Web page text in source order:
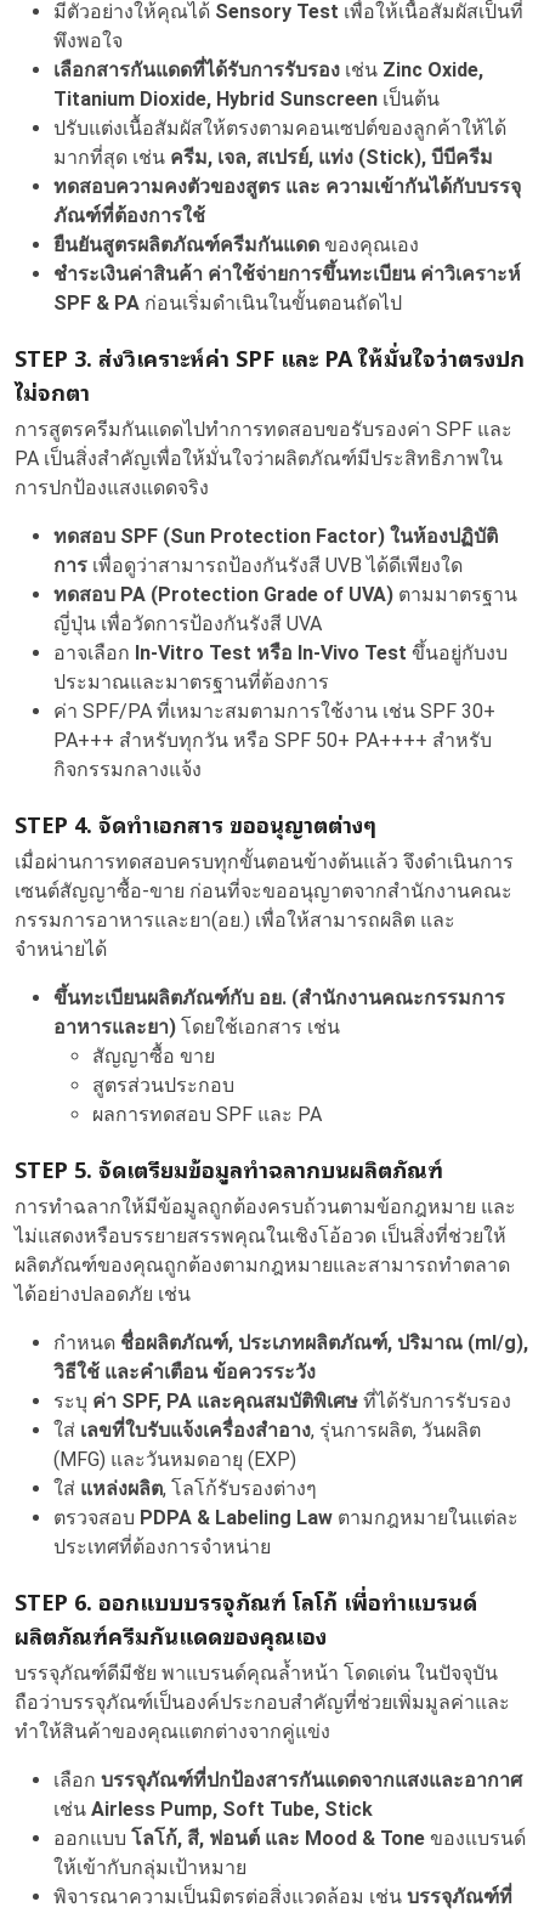
มีตัวอย่างให้คุณได้ Sensory Test เพื่อให้เนื้อสัมผัสเป็นที่
พึงพอใจ
เลือกสารกันแดดที่ได้รับการรับรอง เช่น Zinc Oxide,
Titanium Dioxide, Hybrid Sunscreen เป็นต้น
ปรับแต่งเนื้อสัมผัสให้ตรงตามคอนเซปต์ของลูกค้าให้ได้
มากที่สุด เช่น ครีม, เจล, สเปรย์, แท่ง (Stick), บีบีครีม
ทดสอบความคงตัวของสูตร และ ความเข้ากันได้กับบรรจุ
ภัณฑ์ที่ต้องการใช้
ยืนยันสูตรผลิตภัณฑ์ครีมกันแดด ของคุณเอง
ชำระเงินค่าสินค้า ค่าใช้จ่ายการขึ้นทะเบียน ค่าวิเคราะห์
SPF & PA ก่อนเริ่มดำเนินในขั้นตอนถัดไป
STEP 3. ส่งวิเคราะห์ค่า SPF และ PA ให้มั่นใจว่าตรงปก
ไม่จกตา
การสูตรครีมกันแดดไปทำการทดสอบขอรับรองค่า SPF และ
PA เป็นสิ่งสำคัญเพื่อให้มั่นใจว่าผลิตภัณฑ์มีประสิทธิภาพใน
การปกป้องแสงแดดจริง
ทดสอบ SPF (Sun Protection Factor) ในห้องปฏิบัติ
การ เพื่อดูว่าสามารถป้องกันรังสี UVB ได้ดีเพียงใด
ทดสอบ PA (Protection Grade of UVA) ตามมาตรฐาน
ญี่ปุ่น เพื่อวัดการป้องกันรังสี UVA
อาจเลือก In-Vitro Test หรือ In-Vivo Test ขึ้นอยู่กับงบ
ประมาณและมาตรฐานที่ต้องการ
ค่า SPF/PA ที่เหมาะสมตามการใช้งาน เช่น SPF 30+
PA+++ สำหรับทุกวัน หรือ SPF 50+ PA++++ สำหรับ
กิจกรรมกลางแจ้ง
STEP 4. จัดทำเอกสาร ขออนุญาตต่างๆ
เมื่อผ่านการทดสอบครบทุกขั้นตอนข้างต้นแล้ว จึงดำเนินการ
เซนต์สัญญาซื้อ-ขาย ก่อนที่จะขออนุญาตจากสำนักงานคณะ
กรรมการอาหารและยา(อย.) เพื่อให้สามารถผลิต และ
จำหน่ายได้
ขึ้นทะเบียนผลิตภัณฑ์กับ อย. (สำนักงานคณะกรรมการ
อาหารและยา) โดยใช้เอกสาร เช่น
สัญญาซื้อ ขาย
สูตรส่วนประกอบ
ผลการทดสอบ SPF และ PA
STEP 5. จัดเตรียมข้อมูลทำฉลากบนผลิตภัณฑ์
การทำฉลากให้มีข้อมูลถูกต้องครบถ้วนตามข้อกฎหมาย และ
ไม่แสดงหรือบรรยายสรรพคุณในเชิงโอ้อวด เป็นสิ่งที่ช่วยให้
ผลิตภัณฑ์ของคุณถูกต้องตามกฎหมายและสามารถทำตลาด
ได้อย่างปลอดภัย เช่น
กำหนด ชื่อผลิตภัณฑ์, ประเภทผลิตภัณฑ์, ปริมาณ (ml/g),
วิธีใช้ และคำเตือน ข้อควรระวัง
ระบุ ค่า SPF, PA และคุณสมบัติพิเศษ ที่ได้รับการรับรอง
ใส่ เลขที่ใบรับแจ้งเครื่องสำอาง, รุ่นการผลิต, วันผลิต
(MFG) และวันหมดอายุ (EXP)
ใส่ แหล่งผลิต, โลโก้รับรองต่างๆ
ตรวจสอบ PDPA & Labeling Law ตามกฎหมายในแต่ละ
ประเทศที่ต้องการจำหน่าย
STEP 6. ออกแบบบรรจุภัณฑ์ โลโก้ เพื่อทำแบรนด์
ผลิตภัณฑ์ครีมกันแดดของคุณเอง
บรรจุภัณฑ์ดีมีชัย พาแบรนด์คุณล้ำหน้า โดดเด่น ในปัจจุบัน
ถือว่าบรรจุภัณฑ์เป็นองค์ประกอบสำคัญที่ช่วยเพิ่มมูลค่าและ
ทำให้สินค้าของคุณแตกต่างจากคู่แข่ง
เลือก บรรจุภัณฑ์ที่ปกป้องสารกันแดดจากแสงและอากาศ
เช่น Airless Pump, Soft Tube, Stick
ออกแบบ โลโก้, สี, ฟอนต์ และ Mood & Tone ของแบรนด์
ให้เข้ากับกลุ่มเป้าหมาย
พิจารณาความเป็นมิตรต่อสิ่งแวดล้อม เช่น บรรจุภัณฑ์ที่